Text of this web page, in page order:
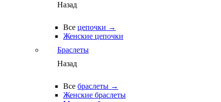
Назад
Все цепочки →
Женские цепочки
Браслеты
Назад
Все браслеты →
Женские браслеты